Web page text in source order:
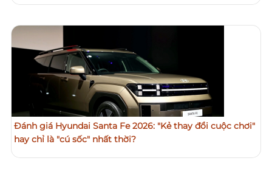
Đánh giá Hyundai Santa Fe 2026: "Kẻ thay đổi cuộc chơi"
hay chỉ là "cú sốc" nhất thời?